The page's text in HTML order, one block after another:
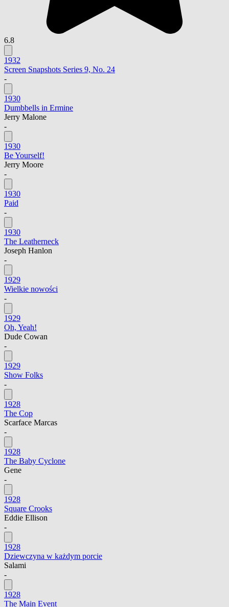
6.8
1932
Screen Snapshots Series 9, No. 24
-
1930
Dumbbells in Ermine
Jerry Malone
-
1930
Be Yourself!
Jerry Moore
-
1930
Paid
-
1930
The Leatherneck
Joseph Hanlon
-
1929
Wielkie nowości
-
1929
Oh, Yeah!
Dude Cowan
-
1929
Show Folks
-
1928
The Cop
Scarface Marcas
-
1928
The Baby Cyclone
Gene
-
1928
Square Crooks
Eddie Ellison
-
1928
Dziewczyna w każdym porcie
Salami
-
1928
The Main Event